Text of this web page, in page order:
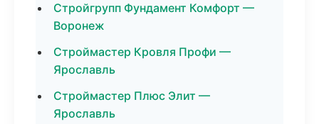
Стройгрупп Фундамент Комфорт —
Воронеж
Строймастер Кровля Профи —
Ярославль
Строймастер Плюс Элит —
Ярославль